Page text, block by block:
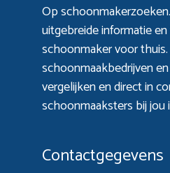
Op
uitgebreide informatie
schoonmaker voor
schoonmaakbedrijven
vergelijken en direct in
schoonmaaksters bij jou
Contactgegevens